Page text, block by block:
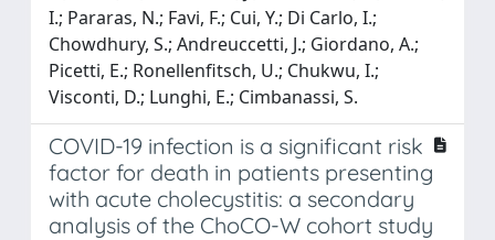
I.; Pararas, N.; Favi, F.; Cui, Y.; Di Carlo, I.;
Chowdhury, S.; Andreuccetti, J.; Giordano, A.;
Picetti, E.; Ronellenfitsch, U.; Chukwu, I.;
Visconti, D.; Lunghi, E.; Cimbanassi, S.
COVID-19 infection is a significant risk
factor for death in patients presenting
with acute cholecystitis: a secondary
analysis of the ChoCO-W cohort study